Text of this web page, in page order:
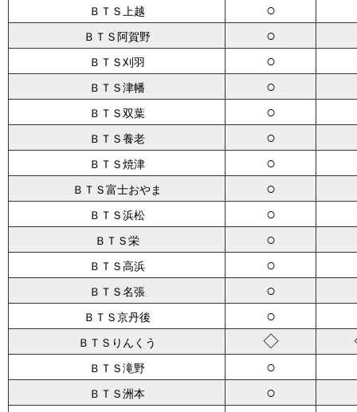
ＢＴＳ上越 ○
ＢＴＳ阿賀野 ○
ＢＴＳ刈羽 ○
ＢＴＳ津幡 ○
ＢＴＳ双葉 ○
ＢＴＳ養老 ○
ＢＴＳ焼津 ○
ＢＴＳ富士おやま ○
ＢＴＳ浜松 ○
ＢＴＳ栄 ○
ＢＴＳ高浜 ○
ＢＴＳ名張 ○
ＢＴＳ京丹後 ○
ＢＴＳりんくう ◇
ＢＴＳ滝野 ○
ＢＴＳ洲本 ○